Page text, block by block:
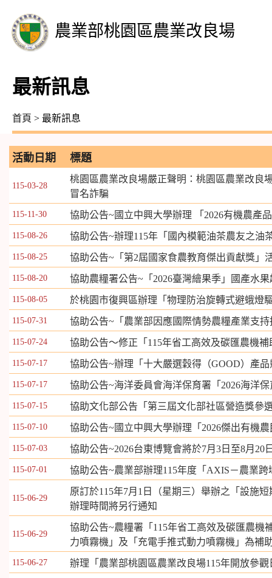
農業部桃園區農業改良場
最新訊息
首頁 > 最新訊息
活動日期 標題
115-03-28
桃園區農業改良場嚴正聲明：桃園區農業改良
冒名詐騙
115-11-30 協助公告~國立中興大學辦理 「2026有機農產
115-08-26 協助公告~辦理115年「國內模範油茶農友之油
115-08-25 協助公告~「第2屆國家食農教育傑出貢獻獎」
115-08-20 協助農糧署公告~「2026臺灣繪果季」國產水
115-08-05 於桃園市復興區辦理「物理防治旋轉式避蛾燈
115-07-31 協助公告~「農業部因應國際情勢農糧產業支
115-07-24 協助公告～修正「115年省工高效及碳匯農機
115-07-17 協助公告~辦理「十大嚴選穀得（GOOD）產
115-07-17 協助公告~海洋委員會海洋保育署「2026海洋
115-07-15 協助文化部公告「第三屆文化部社區營造獎參
115-07-10 協助公告~國立中興大學辦理「2026傑出有機
115-07-03 協助公告~2026台東博覽會將於7月3日至8月20
115-07-01 協助公告~農業部辦理115年度「AXIS－農業跨
115-06-29
原訂於115年7月1日（星期三）舉辦之「設施
辦理時間將另行通知
115-06-29
協助公告~農糧署「115年省工高效及碳匯農
力噴霧機」及「充電手推式動力噴霧機」為補
115-06-27 辦理「農業部桃園區農業改良場115年開放參